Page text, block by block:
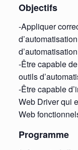
Objectifs
-Appliquer
-Être capable
outils
-Être capable
Web Driver qui
Web
Programme